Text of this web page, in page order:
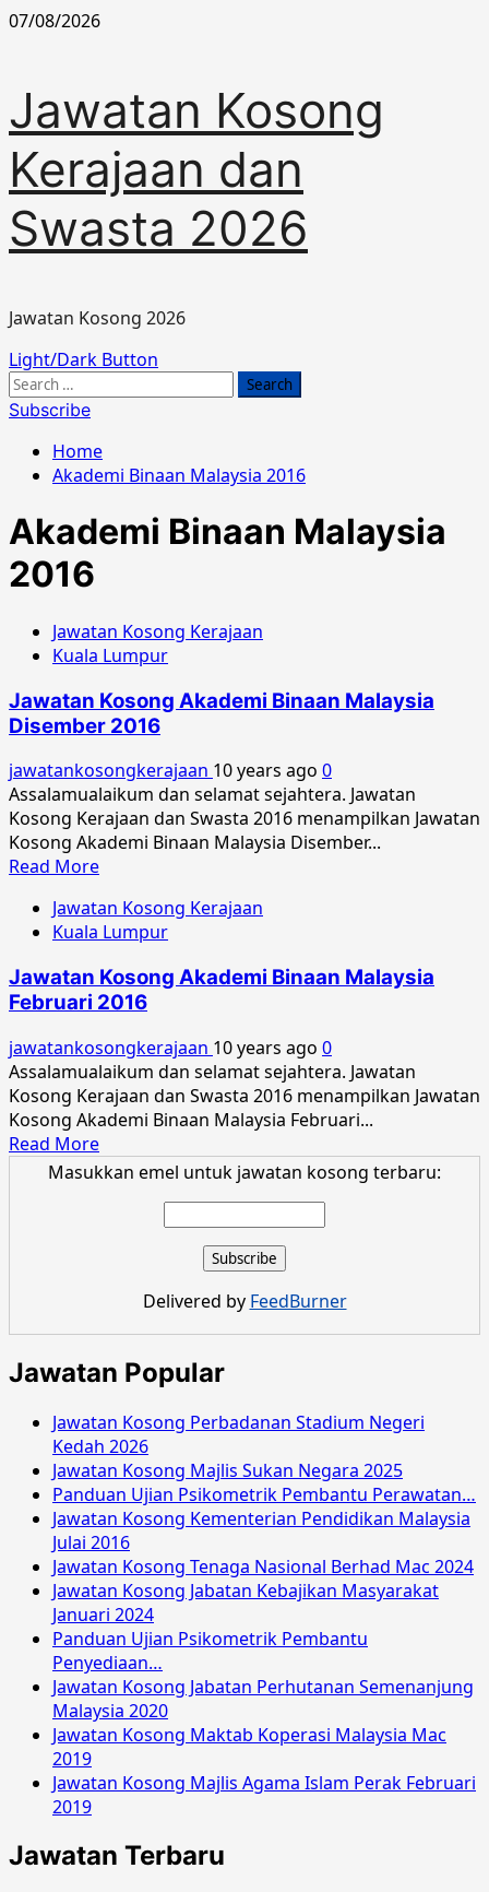
Skip
07/08/2026
Jawatan Kosong
Kerajaan dan
Swasta 2026
Jawatan Kosong 2026
Primary
Menu
Light/Dark Button
Search
for:
Subscribe
Home
Akademi Binaan Malaysia 2016
Akademi Binaan Malaysia
2016
Jawatan Kosong Kerajaan
Kuala Lumpur
Jawatan Kosong Akademi Binaan Malaysia
Disember 2016
jawatankosongkerajaan 10 years ago 0
Assalamualaikum dan selamat sejahtera. Jawatan
Kosong Kerajaan dan Swasta 2016 menampilkan Jawatan
Kosong Akademi Binaan Malaysia Disember...
Read MoreRead
about
Jawatan
Akademi
Binaan
Disember
2016
Jawatan Kosong Kerajaan
Kuala Lumpur
Jawatan Kosong Akademi Binaan Malaysia
Februari 2016
jawatankosongkerajaan 10 years ago 0
Assalamualaikum dan selamat sejahtera. Jawatan
Kosong Kerajaan dan Swasta 2016 menampilkan Jawatan
Kosong Akademi Binaan Malaysia Februari...
Read MoreRead
more
Malaysia
Februari
2016
Masukkan emel untuk jawatan kosong terbaru:
Delivered by FeedBurner
Jawatan Popular
Jawatan Kosong Perbadanan Stadium Negeri
Kedah 2026
Jawatan Kosong Majlis Sukan Negara 2025
Panduan Ujian Psikometrik Pembantu Perawatan…
Jawatan Kosong Kementerian Pendidikan Malaysia
Julai 2016
Jawatan Kosong Tenaga Nasional Berhad Mac 2024
Jawatan Kosong Jabatan Kebajikan Masyarakat
Januari 2024
Panduan Ujian Psikometrik Pembantu
Penyediaan…
Jawatan Kosong Jabatan Perhutanan Semenanjung
Malaysia 2020
Jawatan Kosong Maktab Koperasi Malaysia Mac
2019
Jawatan Kosong Majlis Agama Islam Perak Februari
2019
Jawatan Terbaru